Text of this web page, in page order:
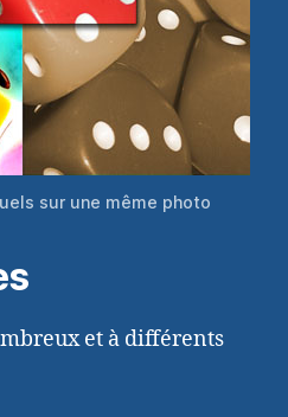
sur une même photo
et à différents